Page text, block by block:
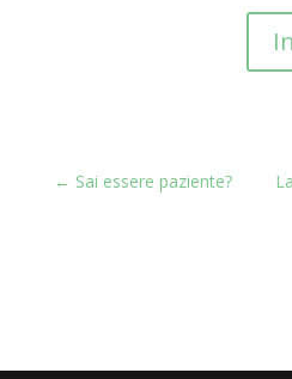
← Sai essere paziente?